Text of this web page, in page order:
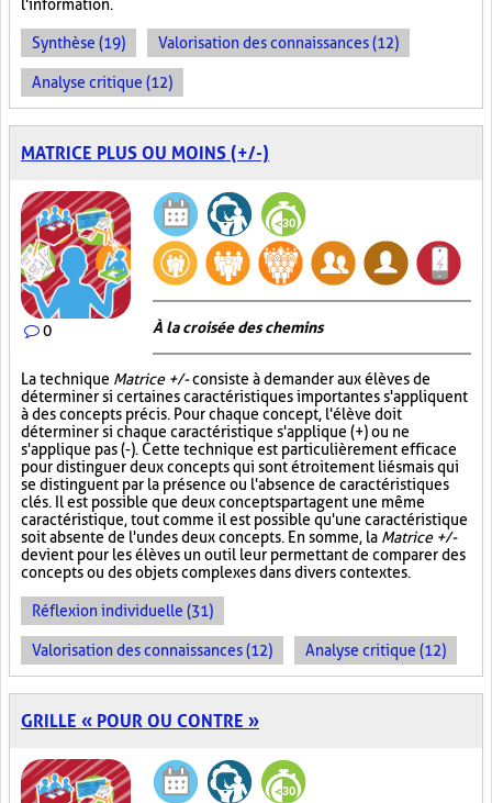
l'information.
Synthèse (19) Valorisation des connaissances (12)
Analyse critique (12)
MATRICE PLUS OU MOINS (+/-)
0 À la croisée des chemins
La technique Matrice +/-consiste à demander aux élèves de
déterminer si certaines caractéristiques importantes s'appliquent
à des concepts précis. Pour chaque concept, l'élève doit
déterminer si chaque caractéristique s'applique (+) ou ne
s'applique pas (-). Cette technique est particulièrement efficace
pour distinguer deux concepts qui sont étroitement liés mais qui
se distinguent par la présence ou l'absence de caractéristiques
clés. Il est possible que deux concepts partagent une même
caractéristique, tout comme il est possible qu'une caractéristique
soit absente de l'un des deux concepts. En somme, la Matrice +/-
devient pour les élèves un outil leur permettant de comparer des
concepts ou des objets complexes dans divers contextes.
Réflexion individuelle (31)
Valorisation des connaissances (12) Analyse critique (12)
GRILLE « POUR OU CONTRE »